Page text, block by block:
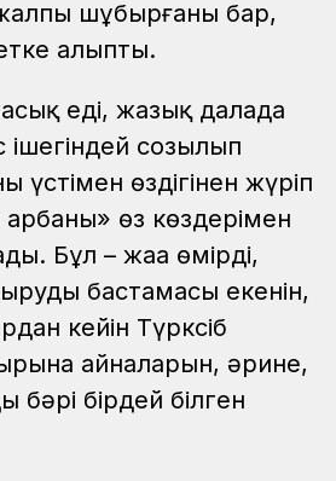
шұбырғаны бар,
алыпты.
еді, жазық далада
ішегіндей созылып
үстімен өздігінен жүріп
арбаны» өз көздерімен
Бұл – жаңа өмірдің,
бастамасы екенін,
кейін Түрксіб
айналарын, әрине,
бәрі бірдей білген